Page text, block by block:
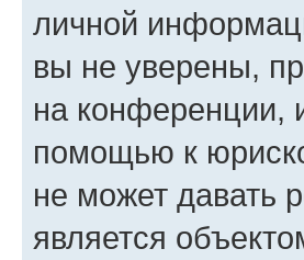
личной
вы не уверены,
на конференции,
помощью к
не может давать
является